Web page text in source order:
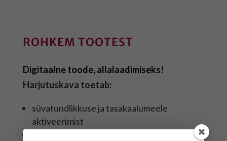
ROHKEM TOOTEST
Digitaalne toode, allalaadimiseks!
Harjutuskava toetab:
süvatundlikkuse ja tasakaalumeele
aktiveerimist